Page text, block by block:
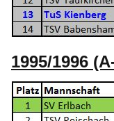
1995/1996